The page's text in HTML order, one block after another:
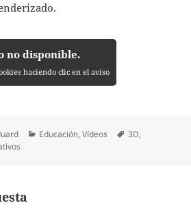
no disponible.
haciendo clic en el aviso
Categorías
Educación,Vídeos Etiquetas
3D,